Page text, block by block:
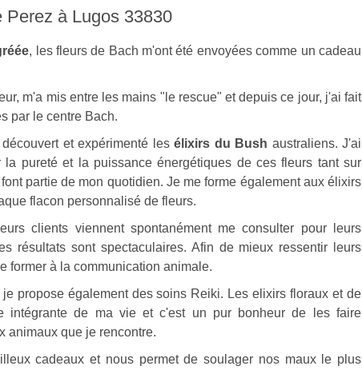
Perez à Lugos 33830
, les fleurs de Bach m'ont été envoyées comme un cadeau
m'a mis entre les mains "le rescue" et depuis ce jour, j'ai fait
par le centre Bach.
et expérimenté les élixirs du Bush australiens. J'ai
la pureté et la puissance énergétiques de ces fleurs tant sur
partie de mon quotidien. Je me forme également aux élixirs
flacon personnalisé de fleurs.
clients viennent spontanément me consulter pour leurs
résultats sont spectaculaires. Afin de mieux ressentir leurs
former à la communication animale.
propose également des soins Reiki. Les elixirs floraux et de
intégrante de ma vie et c'est un pur bonheur de les faire
animaux que je rencontre.
cadeaux et nous permet de soulager nos maux le plus